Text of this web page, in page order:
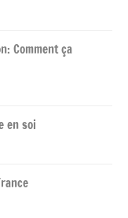
Comment ça
en soi